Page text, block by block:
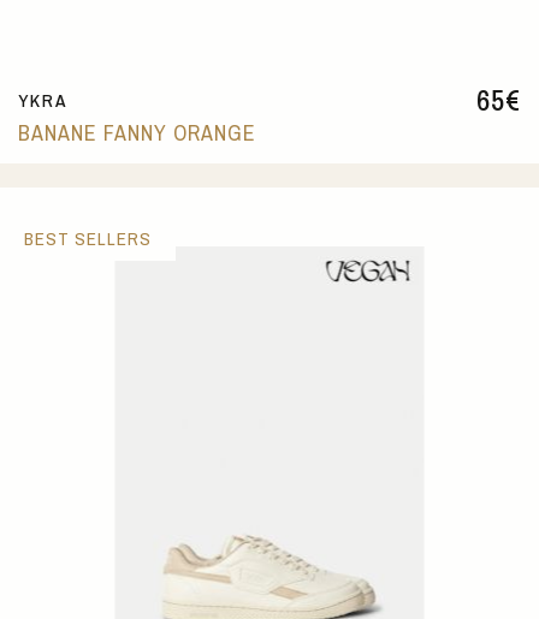
65€
YKRA
BANANE FANNY ORANGE
BEST SELLERS